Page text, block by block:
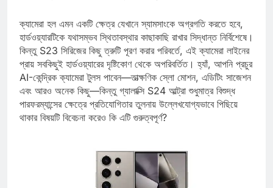
ক্যামেরা হল এমন একটি ক্ষেত্র যেখানে স্যামসাংকে অগ্রগতি করতে হবে,
হার্ডওয়্যারটিকে যথাসম্ভব স্থিতাবস্থার কাছাকাছি রাখার সিদ্ধান্ত নির্বিশেষে।
কিন্তু S23 সিরিজের কিছু ত্রুটি পূরণ করার পরিবর্তে, এই ক্যামেরা লাইনের
প্রায় সবকিছুই হার্ডওয়্যারের দৃষ্টিকোণ থেকে অপরিবর্তিত। হ্যাঁ, আপনি প্রচুর
AI-কেন্দ্রিক ক্যামেরা টুলস পাবেন—তাত্ক্ষণিক স্লো মোশন, এডিটিং সাজেশন
এবং আরও অনেক কিছু—কিন্তু গ্যালাক্সি S24 আল্ট্রা শুধুমাত্র বিশুদ্ধ
পারফরম্যান্সের ক্ষেত্রে প্রতিযোগিতার তুলনায় উল্লেখযোগ্যভাবে পিছিয়ে